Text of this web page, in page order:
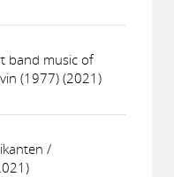
band music of
(1977) (2021)
/